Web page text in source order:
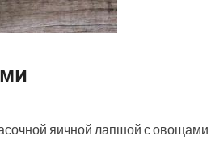
яичной лапшой с овощами